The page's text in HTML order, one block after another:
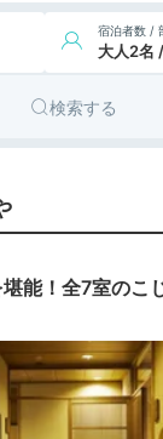
宿泊者数 /
大人2名
検索する
能！全7室のこ